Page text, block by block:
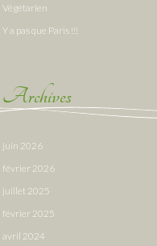
Végétarien
Y a pas que Paris !!!
Archives
juin 2026
février 2026
juillet 2025
février 2025
avril 2024